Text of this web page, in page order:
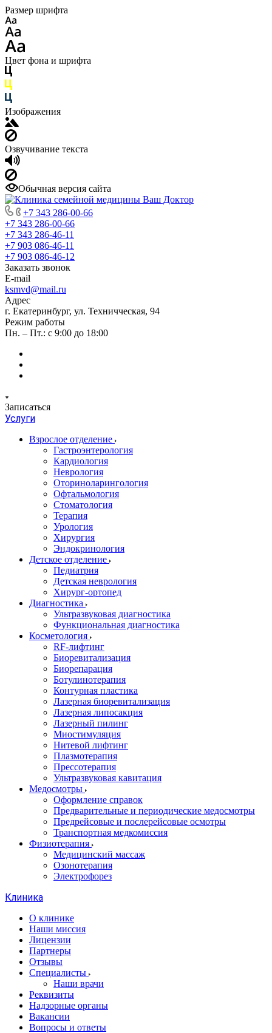
Размер шрифта
Цвет фона и шрифта
Изображения
Озвучивание текста
Обычная версия сайта
+7 343 286-00-66
+7 343 286-00-66
+7 343 286-46-11
+7 903 086-46-11
+7 903 086-46-12
Заказать звонок
E-mail
ksmvd@mail.ru
Адрес
г. Екатеринбург, ул. Техничческая, 94
Режим работы
Пн. – Пт.: с 9:00 до 18:00
Записаться
Услуги
Взрослое отделение
Гастроэнтерология
Кардиология
Неврология
Оториноларингология
Офтальмология
Стоматология
Терапия
Урология
Хирургия
Эндокринология
Детское отделение
Педиатрия
Детская неврология
Хирург-ортопед
Диагностика
Ультразвуковая диагностика
Функциональная диагностика
Косметология
RF-лифтинг
Биоревитализация
Биорепарация
Ботулинотерапия
Контурная пластика
Лазерная биоревитализация
Лазерная липосакция
Лазерный пилинг
Миостимуляция
Нитевой лифтинг
Плазмотерапия
Прессотерапия
Ультразвуковая кавитация
Медосмотры
Оформление справок
Предварительные и периодические медосмотры
Предрейсовые и послерейсовые осмотры
Транспортная медкомиссия
Физиотерапия
Медицинский массаж
Озонотерапия
Электрофорез
Клиника
О клинике
Наши миссия
Лицензии
Партнеры
Отзывы
Специалисты
Наши врачи
Реквизиты
Надзорные органы
Вакансии
Вопросы и ответы